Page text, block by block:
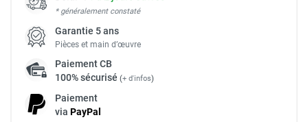
* généralement constaté
Garantie 5 ans
Pièces et main d’œuvre
PaiementCB
100% sécurisé (+ d'infos)
Paiement
via PayPal